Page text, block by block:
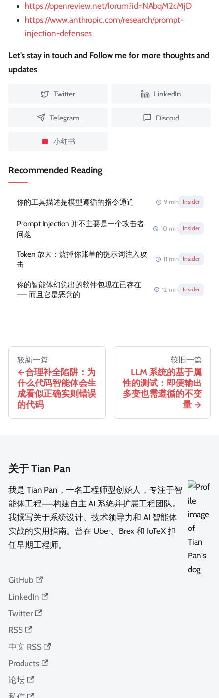
https://openreview.net/forum?id=NAbqM2cMjD
https://www.anthropic.com/research/prompt-
injection-defenses
Let's stay in touch and Follow me for more thoughts and
updates
Twitter LinkedIn
Telegram Discord
小红书
Recommended Reading
你的工具描述是模型遵循的指令通道 9 min Insider
Prompt Injection 并不主要是一个攻击者
问题
10 min Insider
Token 放大：烧掉你账单的提示词注入攻
击
11 min Insider
你的智能体幻觉出的软件包现在已存在
—— 而且它是恶意的
12 min Insider
较新一篇
合理补全陷阱：为
什么代码智能体会生
成看似正确实则错误
的代码
较旧一篇
LLM 系统的基于属
性的测试：即便输出
多变也需遵循的不变
量
关于 Tian Pan
我是 Tian Pan，一名工程师型创始人，专注于智
能体工程——构建自主 AI 系统并扩展工程团队。
我撰写关于系统设计、技术领导力和 AI 智能体
实战的实用指南。曾在 Uber、Brex 和 IoTeX 担
任早期工程师。
GitHub
LinkedIn
Twitter
RSS
中文 RSS
Products
论坛